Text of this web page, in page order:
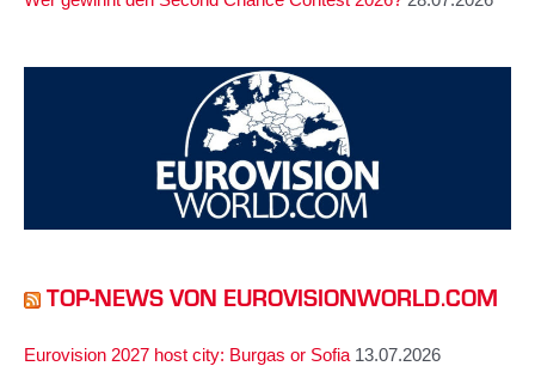
TOP-NEWS VON EUROVISIONWORLD.COM
Eurovision 2027 host city: Burgas or Sofia 13.07.2026